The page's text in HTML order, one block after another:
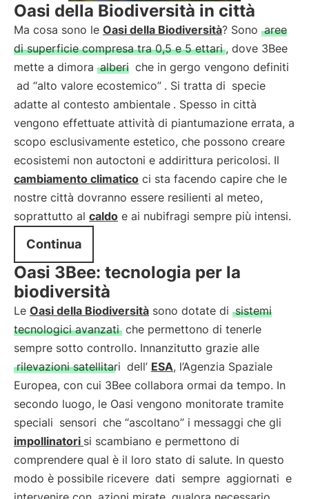
Oasi della Biodiversità in città
Ma cosa sono le Oasi della Biodiversità? Sono aree
di superficie compresa tra 0,5 e 5 ettari , dove 3Bee
mette a dimora alberi che in gergo vengono definiti
ad “alto valore ecostemico” . Si tratta di specie
adatte al contesto ambientale . Spesso in città
vengono effettuate attività di piantumazione errata, a
scopo esclusivamente estetico, che possono creare
ecosistemi non autoctoni e addirittura pericolosi. Il
cambiamento climatico ci sta facendo capire che le
nostre città dovranno essere resilienti al meteo,
soprattutto al caldo e ai nubifragi sempre più intensi.
Continua
Oasi 3Bee: tecnologia per la
biodiversità
Le Oasi della Biodiversità sono dotate di sistemi
tecnologici avanzati che permettono di tenerle
sempre sotto controllo. Innanzitutto grazie alle
rilevazioni satellitari dell’ ESA, l’Agenzia Spaziale
Europea, con cui 3Bee collabora ormai da tempo. In
secondo luogo, le Oasi vengono monitorate tramite
speciali sensori che “ascoltano” i messaggi che gli
impollinatori si scambiano e permettono di
comprendere qual è il loro stato di salute. In questo
modo è possibile ricevere dati sempre aggiornati e